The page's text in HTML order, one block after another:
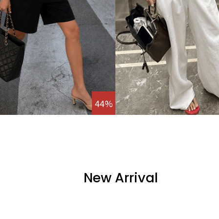
44%
New Arrival